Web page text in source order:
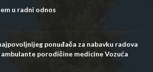
u radni odnos
ponuđača za nabavku radova
porodičine medicine Vozuća